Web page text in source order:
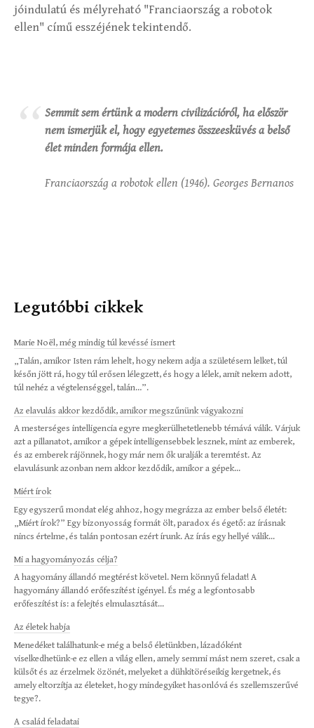
jóindulatú és mélyreható "Franciaország a robotok
ellen" című esszéjének tekintendő.
Semmit sem értünk a modern civilizációról, ha először
nem ismerjük el, hogy egyetemes összeesküvés a belső
élet minden formája ellen.
Franciaország a robotok ellen (1946). Georges Bernanos
Legutóbbi cikkek
Marie Noël, még mindig túl kevéssé ismert
„Talán, amikor Isten rám lehelt, hogy nekem adja a születésem lelket, túl
későn jött rá, hogy túl erősen lélegzett, és hogy a lélek, amit nekem adott,
túl nehéz a végtelenséggel, talán…”.
Az elavulás akkor kezdődik, amikor megszűnünk vágyakozni
A mesterséges intelligencia egyre megkerülhetetlenebb témává válik. Várjuk
azt a pillanatot, amikor a gépek intelligensebbek lesznek, mint az emberek,
és az emberek rájönnek, hogy már nem ők uralják a teremtést. Az
elavulásunk azonban nem akkor kezdődik, amikor a gépek...
Miért írok
Egy egyszerű mondat elég ahhoz, hogy megrázza az ember belső életét:
„Miért írok?” Egy bizonyosság formát ölt, paradox és égető: az írásnak
nincs értelme, és talán pontosan ezért írunk. Az írás egy hellyé válik...
Mi a hagyományozás célja?
A hagyomány állandó megtérést követel. Nem könnyű feladat! A
hagyomány állandó erőfeszítést igényel. És még a legfontosabb
erőfeszítést is: a felejtés elmulasztását...
Az életek habja
Menedéket találhatunk-e még a belső életünkben, lázadóként
viselkedhetünk-e ez ellen a világ ellen, amely semmi mást nem szeret, csak a
külsőt és az érzelmek özönét, melyeket a dühkitöréseikig kergetnek, és
amely eltorzítja az életeket, hogy mindegyiket hasonlóvá és szellemszerűvé
tegye?.
A család feladatai